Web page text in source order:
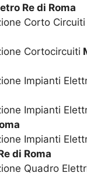
Re di Roma
Corto Circuiti
Cortocircuiti
Impianti
Impianti
Impianti
di Roma
Quadro